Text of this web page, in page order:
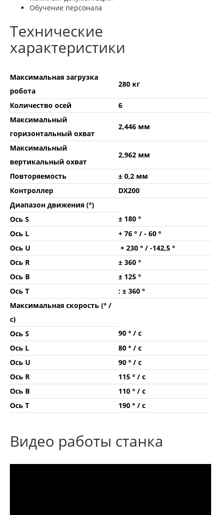
Обучение персонала
Технические
характеристики
Максимальная загрузка
робота
280 кг
Количество осей
6
Максимальный
горизонтальный охват
2,446 мм
Максимальный
вертикальный охват
2,962 мм
Повторяемость
± 0,2 мм
Контроллер
DX200
Диапазон движения (°)
Ось S
± 180 °
Ось L
+ 76 ° / - 60 °
Ось U
+ 230 ° / -142,5 °
Ось R
± 360 °
Ось B
± 125 °
Ось T
: ± 360 °
Максимальная скорость (° /
с)
Ось S
90 ° / с
Ось L
80 ° / с
Ось U
90 ° / с
Ось R
115 ° / с
Ось B
110 ° / с
Ось T
190 ° / с
Видео работы станка